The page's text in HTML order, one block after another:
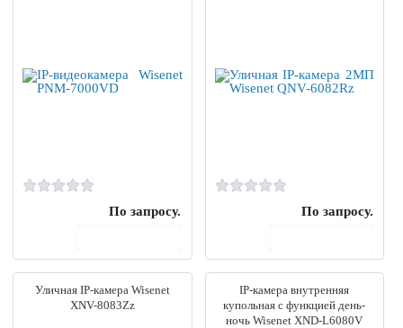
По запросу.
По запросу.
Уличная IP-камера Wisenet
XNV-8083Zz
IP-камера внутренняя
купольная с функцией день-
ночь Wisenet XND-L6080V